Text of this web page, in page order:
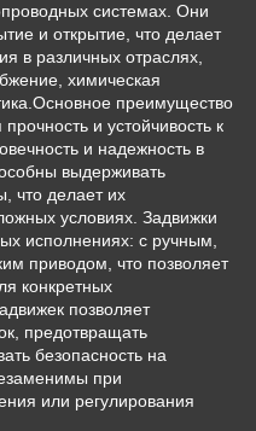
системах. Они
и открытие, что делает
в различных отраслях,
химическая
преимущество
и устойчивость к
и надежность в
выдерживать
что делает их
условиях. Задвижки
исполнениях: с ручным,
приводом, что позволяет
конкретных
позволяет
предотвращать
безопасность на
при
или регулирования